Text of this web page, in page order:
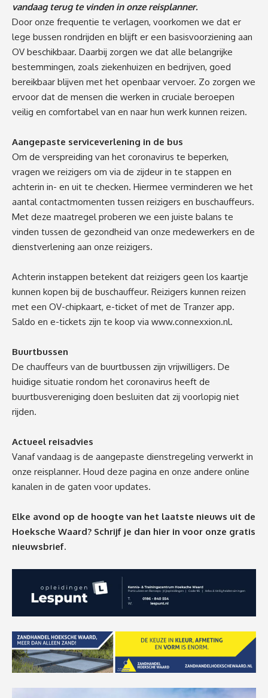
vandaag terug te vinden in onze reisplanner.
Door onze frequentie te verlagen, voorkomen we dat er
lege bussen rondrijden en blijft er een basisvoorziening aan
OV beschikbaar. Daarbij zorgen we dat alle belangrijke
bestemmingen, zoals ziekenhuizen en bedrijven, goed
bereikbaar blijven met het openbaar vervoer. Zo zorgen we
ervoor dat de mensen die werken in cruciale beroepen
veilig en comfortabel van en naar hun werk kunnen reizen.
Aangepaste serviceverlening in de bus
Om de verspreiding van het coronavirus te beperken,
vragen we reizigers om via de zijdeur in te stappen en
achterin in- en uit te checken. Hiermee verminderen we het
aantal contactmomenten tussen reizigers en buschauffeurs.
Met deze maatregel proberen we een juiste balans te
vinden tussen de gezondheid van onze medewerkers en de
dienstverlening aan onze reizigers.
Achterin instappen betekent dat reizigers geen los kaartje
kunnen kopen bij de buschauffeur. Reizigers kunnen reizen
met een OV-chipkaart, e-ticket of met de Tranzer app.
Saldo en e-tickets zijn te koop via www.connexxion.nl.
Buurtbussen
De chauffeurs van de buurtbussen zijn vrijwilligers. De
huidige situatie rondom het coronavirus heeft de
buurtbusvereniging doen besluiten dat zij voorlopig niet
rijden.
Actueel reisadvies
Vanaf vandaag is de aangepaste dienstregeling verwerkt in
onze reisplanner. Houd deze pagina en onze andere online
kanalen in de gaten voor updates.
Elke avond op de hoogte van het laatste nieuws uit de
Hoeksche Waard? Schrijf je dan hier in voor onze gratis
nieuwsbrief.